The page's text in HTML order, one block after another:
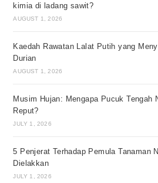
kimia di ladang sawit?
AUGUST 1, 2026
Kaedah Rawatan Lalat Putih yang
Durian
AUGUST 1, 2026
Musim Hujan: Mengapa Pucuk Tengah
Reput?
JULY 1, 2026
5 Penjerat Terhadap Pemula Tanaman
Dielakkan
JULY 1, 2026